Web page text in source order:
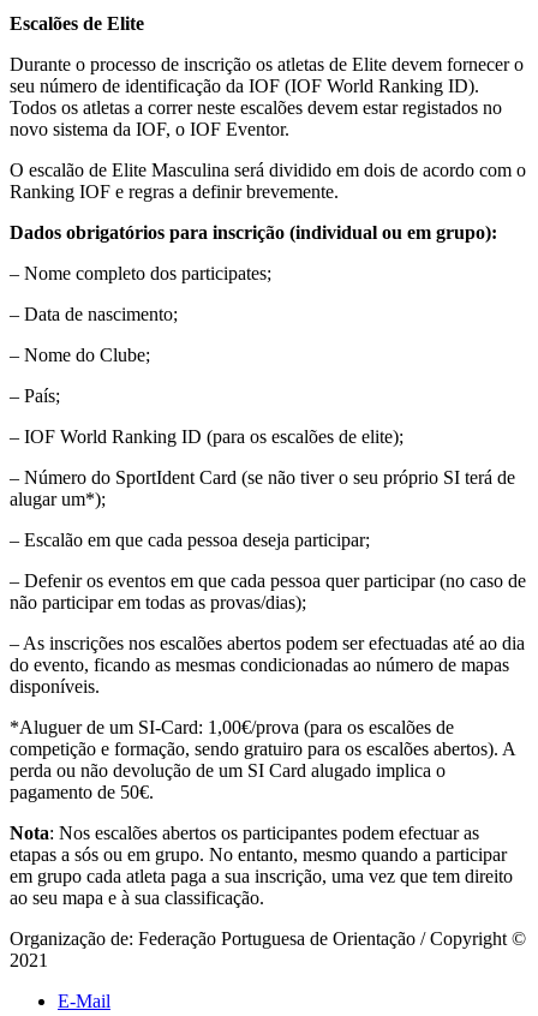
Escalões de Elite
Durante o processo de inscrição os atletas de Elite devem fornecer o
seu número de identificação da IOF (IOF World Ranking ID).
Todos os atletas a correr neste escalões devem estar registados no
novo sistema da IOF, o IOF Eventor.
O escalão de Elite Masculina será dividido em dois de acordo com o
Ranking IOF e regras a definir brevemente.
Dados obrigatórios para inscrição (individual ou em grupo):
– Nome completo dos participates;
– Data de nascimento;
– Nome do Clube;
– País;
– IOF World Ranking ID (para os escalões de elite);
– Número do SportIdent Card (se não tiver o seu próprio SI terá de
alugar um*);
– Escalão em que cada pessoa deseja participar;
– Defenir os eventos em que cada pessoa quer participar (no caso de
não participar em todas as provas/dias);
– As inscrições nos escalões abertos podem ser efectuadas até ao dia
do evento, ficando as mesmas condicionadas ao número de mapas
disponíveis.
*Aluguer de um SI-Card: 1,00€/prova (para os escalões de
competição e formação, sendo gratuiro para os escalões abertos). A
perda ou não devolução de um SI Card alugado implica o
pagamento de 50€.
Nota: Nos escalões abertos os participantes podem efectuar as
etapas a sós ou em grupo. No entanto, mesmo quando a participar
em grupo cada atleta paga a sua inscrição, uma vez que tem direito
ao seu mapa e à sua classificação.
Organização de: Federação Portuguesa de Orientação / Copyright ©
2021
E-Mail